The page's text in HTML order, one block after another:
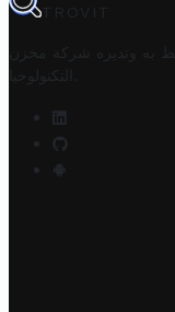
TROVIT
به وتديره
شركة مخزن
التكنولوجيا